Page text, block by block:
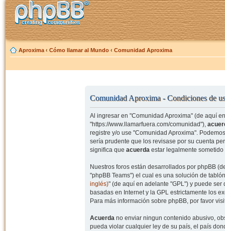
Aproxima ‹ Cómo llamar al Mundo ‹ Comunidad Aproxima
Comunidad Aproxima - Condiciones de
Al ingresar en "Comunidad Aproxima" (de aquí
"https://www.llamarfuera.com/comunidad"),
registre y/o use "Comunidad Aproxima".
sería prudente que los revisase por su cuenta
significa que acuerdaestar legalmente sometido
Nuestros foros están desarrollados por phpBB
"phpBB Teams") el cual es una solución de
inglés)" (de aquí en adelante "GPL") y puede
basadas en Internet y la GPL estrictamente los
Para más información sobre phpBB, por favor
Acuerdano enviar ningun contenido abusivo,
pueda violar cualquier ley de su país, el país